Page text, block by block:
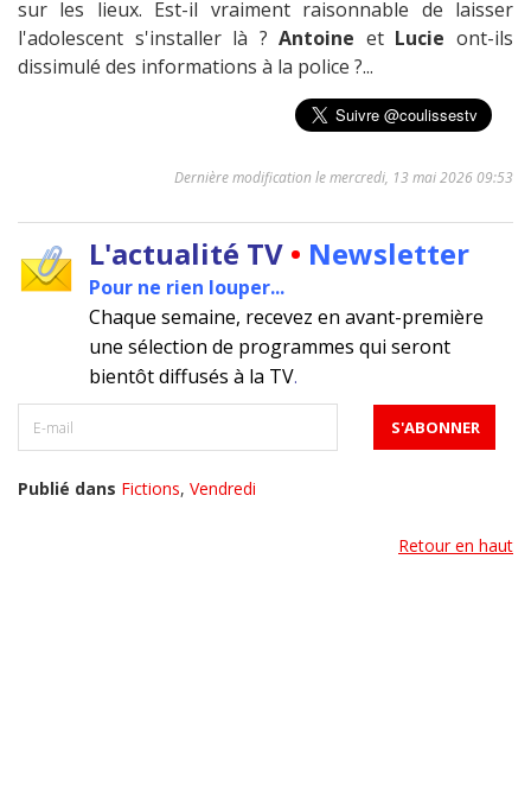
sur les lieux. Est-il vraiment raisonnable de laisser
l'adolescent s'installer là ?Antoine et Lucie ont-ils
dissimulé des informations à la police ?...
Dernière modification le mercredi, 13 mai 2026 09:53
L'actualité TV • Newsletter
Pour ne rien louper...
Chaque semaine, recevez en avant-première
une sélection de programmes qui seront
bientôt diffusés à la TV.
Publié dans Fictions, Vendredi
Retour en haut